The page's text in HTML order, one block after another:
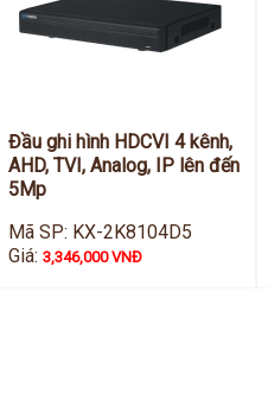
Đầu ghi hình HDCVI 4 kênh,
AHD, TVI, Analog, IP lên đến
5Mp
Mã SP: KX-2K8104D5
Giá:3,346,000 VNĐ